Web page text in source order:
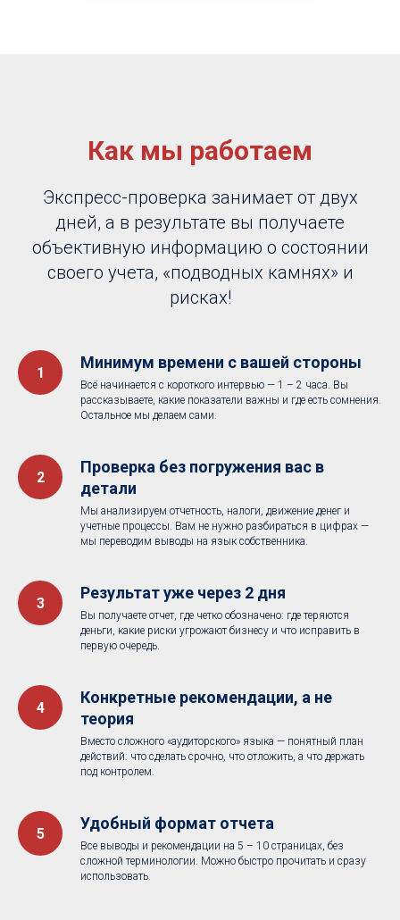
Как мы работаем
Экспресс-проверка занимает от двух
дней, а в результате вы получаете
объективную информацию о состоянии
своего учета, «подводных камнях» и
рисках!
Минимум времени с вашей стороны
Всё начинается с короткого интервью — 1 – 2 часа. Вы
рассказываете, какие показатели важны и где есть сомнения.
Остальное мы делаем сами.
Проверка без погружения вас в
детали
Мы анализируем отчетность, налоги, движение денег и
учетные процессы. Вам не нужно разбираться в цифрах —
мы переводим выводы на язык собственника.
Результат уже через 2 дня
Вы получаете отчет, где четко обозначено: где теряются
деньги, какие риски угрожают бизнесу и что исправить в
первую очередь.
Конкретные рекомендации, а не
теория
Вместо сложного «аудиторского» языка — понятный план
действий: что сделать срочно, что отложить, а что держать
под контролем.
Удобный формат отчета
Все выводы и рекомендации на 5 – 10 страницах, без
сложной терминологии. Можно быстро прочитать и сразу
использовать.